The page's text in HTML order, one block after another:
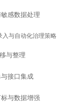
感数据处理
入与自动化治理策略
与整理
接口集成
与数据增强